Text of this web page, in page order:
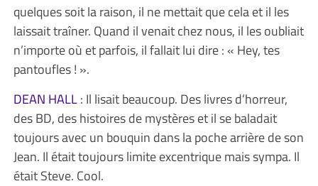
quelques soit la raison, il ne mettait que cela et il les
laissait traîner. Quand il venait chez nous, il les oubliait
n’importe où et parfois, il fallait lui dire : « Hey, tes
pantoufles ! ».
DEAN HALL: Il lisait beaucoup. Des livres d’horreur,
des BD, des histoires de mystères et il se baladait
toujours avec un bouquin dans la poche arrière de son
Jean. Il était toujours limite excentrique mais sympa. Il
était Steve. Cool.